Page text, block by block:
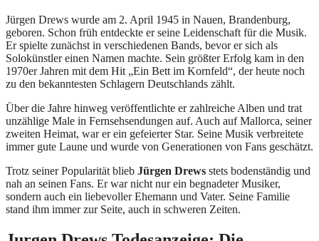
Jürgen Drews wurde am 2. April 1945 in Nauen, Brandenburg,
geboren. Schon früh entdeckte er seine Leidenschaft für die Musik.
Er spielte zunächst in verschiedenen Bands, bevor er sich als
Solokünstler einen Namen machte. Sein größter Erfolg kam in den
1970er Jahren mit dem Hit „Ein Bett im Kornfeld“, der heute noch
zu den bekanntesten Schlagern Deutschlands zählt.
Über die Jahre hinweg veröffentlichte er zahlreiche Alben und trat
unzählige Male in Fernsehsendungen auf. Auch auf Mallorca, seiner
zweiten Heimat, war er ein gefeierter Star. Seine Musik verbreitete
immer gute Laune und wurde von Generationen von Fans geschätzt.
Trotz seiner Popularität blieb Jürgen Drews stets bodenständig und
nah an seinen Fans. Er war nicht nur ein begnadeter Musiker,
sondern auch ein liebevoller Ehemann und Vater. Seine Familie
stand ihm immer zur Seite, auch in schweren Zeiten.